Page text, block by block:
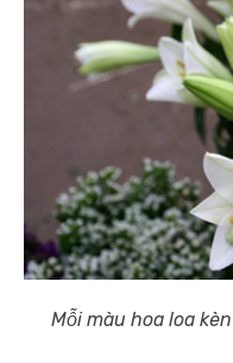
Mỗi màu hoa loa